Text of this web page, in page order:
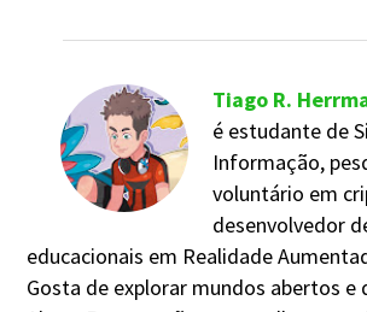
Tiago R.
é estudante de
Informação,
voluntário em
desenvolvedor
educacionais em Realidade
Gosta de explorar mundos abertos e